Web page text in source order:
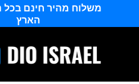
משלוח מהיר חינם בכל
הארץ